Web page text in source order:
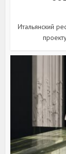
Итальянский